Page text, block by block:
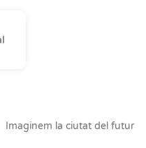
Imaginem la ciutat del futur